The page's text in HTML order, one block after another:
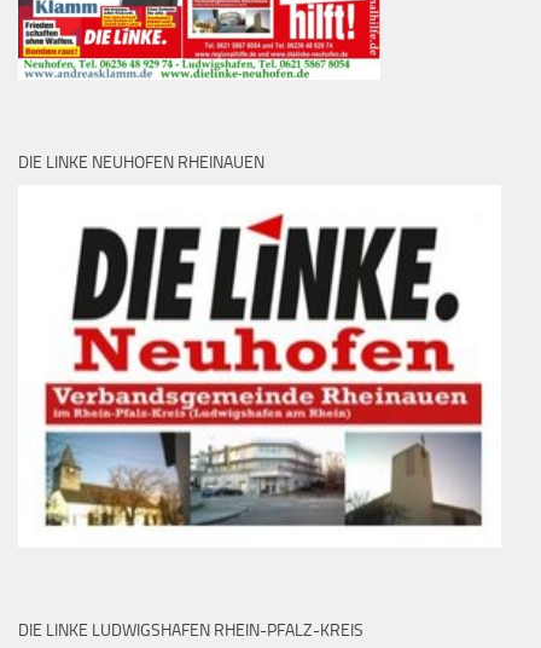
DIE LINKE NEUHOFEN RHEINAUEN
DIE LINKE LUDWIGSHAFEN RHEIN-PFALZ-KREIS